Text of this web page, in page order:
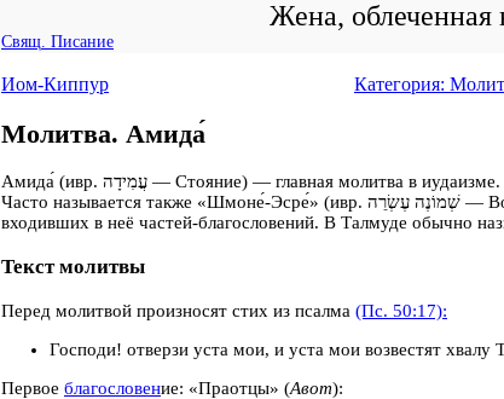
Жена, облеченная
Свящ. Писание
Иом-Киппур Категория:
Молитва. Амида́
Амида́ (ивр. ‏עֲמִידָה‎‏‎‎ — Стояние) — главная молитва в иудаизме. Читается всегда стоя, отсюда её название.
Часто называется также «Шмоне́-Эсре́» (ивр. ‏שְׁמוֹנֶה עֶשְׂרֵה‎‏‎‎ — Восемнадцать) по числу первоначально
Текст молитвы
Перед молитвой произносят стих из псалма (Пс. 50:17):
Господи! отверзи уста мои, и уста мои возвестят хвалу
Первое благословение: «Праотцы» (Авот):